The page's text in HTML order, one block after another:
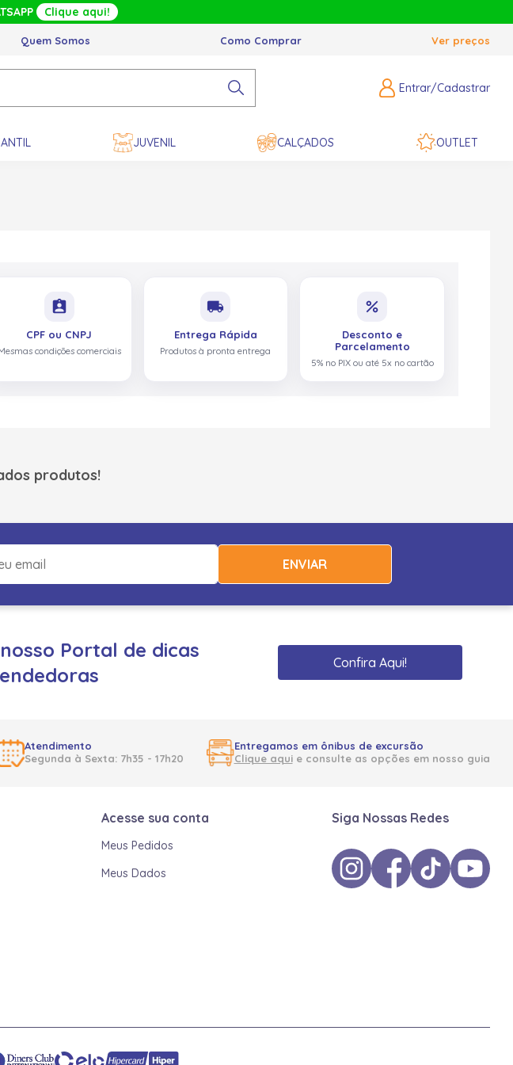
Clique aqui!
Quem Somos Como Comprar Ver preços
Entrar/Cadastrar
JUVENIL CALÇADOS OUTLET
assignment_ind
CPF ou CNPJ
condições comerciais
local_shipping
Entrega Rápida
Produtos à pronta entrega
percent
Desconto e
Parcelamento
5% no PIX ou até 5x no cartão
produtos!
ENVIAR
Portal de dicas
Confira Aqui!
Atendimento
Segunda à Sexta: 7h35 - 17h20
Entregamos em ônibus de excursão
Clique aquie consulte as opções em nosso guia
Acesse sua conta
Meus Pedidos
Meus Dados
Siga Nossas Redes